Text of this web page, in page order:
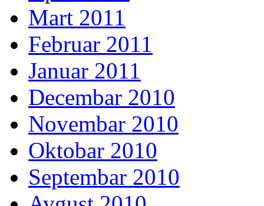
Mart 2011
Februar 2011
Januar 2011
Decembar 2010
Novembar 2010
Oktobar 2010
Septembar 2010